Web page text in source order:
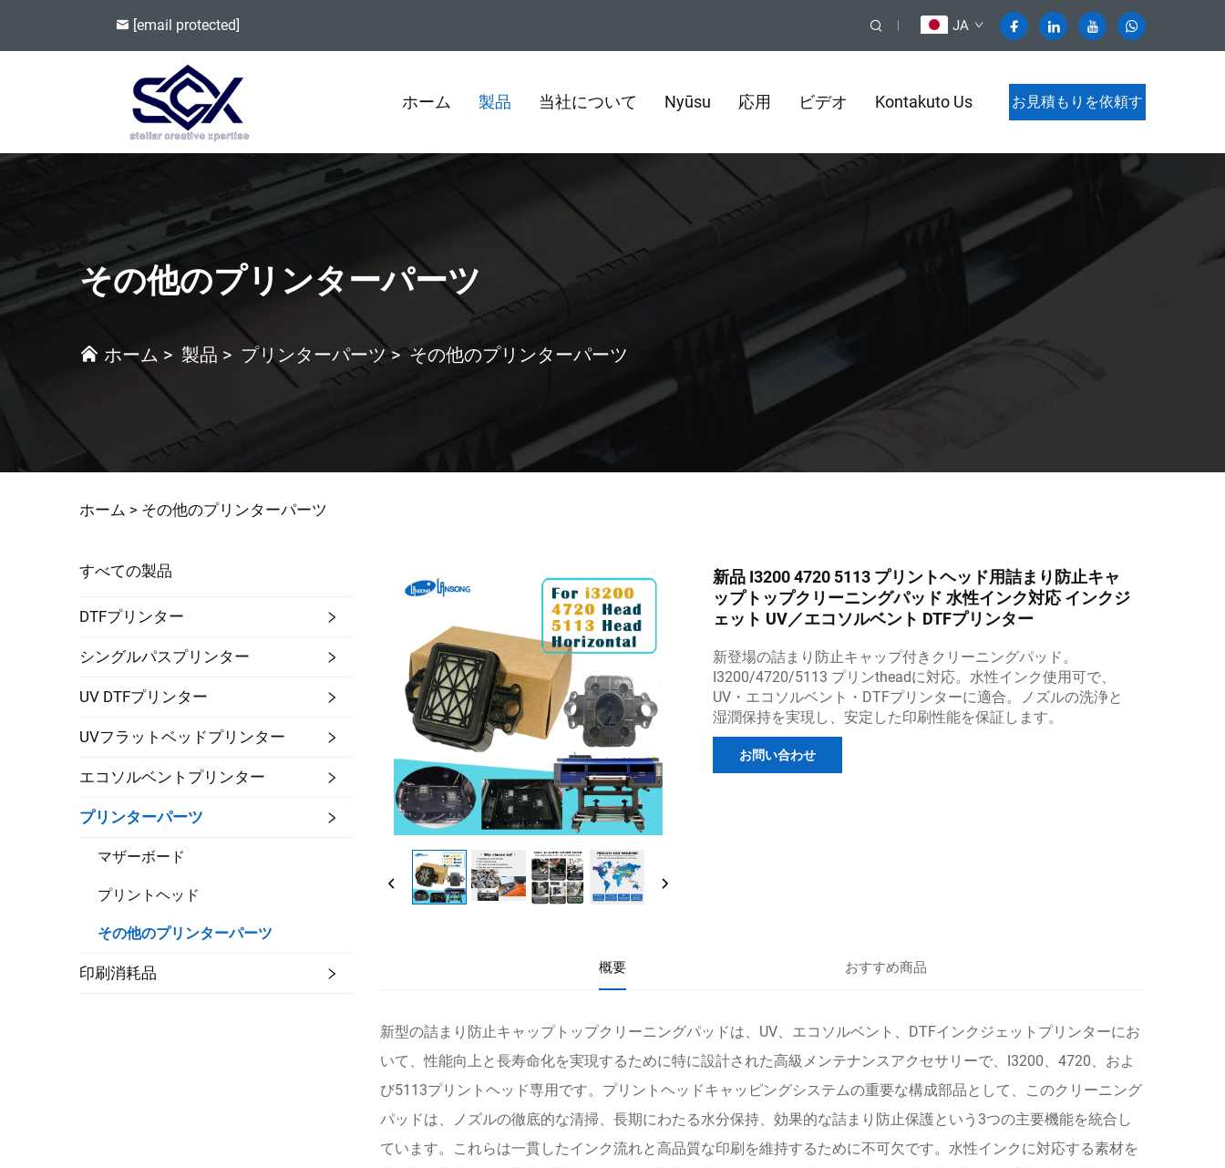
[email protected] JA
ホーム 製品 当社について Nyūsu 応用 ビデオ Kontakuto Us お見積もりを依頼す
その他のプリンターパーツ
ホーム > 製品 > プリンターパーツ>その他のプリンターパーツ
ホーム > その他のプリンターパーツ
すべての製品
DTFプリンター
シングルパスプリンター
UV DTFプリンター
UVフラットベッドプリンター
エコソルベントプリンター
プリンターパーツ
マザーボード
プリントヘッド
その他のプリンターパーツ
印刷消耗品
新品 I3200 4720 5113 プリントヘッド用詰まり防止キャ
ップトップクリーニングパッド 水性インク対応 インクジ
ェット UV／エコソルベント DTFプリンター
新登場の詰まり防止キャップ付きクリーニングパッド。
I3200/4720/5113 プリンtheadに対応。水性インク使用可で、
UV・エコソルベント・DTFプリンターに適合。ノズルの洗浄と
湿潤保持を実現し、安定した印刷性能を保証します。
お問い合わせ
概要 おすすめ商品
新型の詰まり防止キャップトップクリーニングパッドは、UV、エコソルベント、DTFインクジェットプリンターにお
いて、性能向上と長寿命化を実現するために特に設計された高級メンテナンスアクセサリーで、I3200、4720、およ
び5113プリントヘッド専用です。プリントヘッドキャッピングシステムの重要な構成部品として、このクリーニング
パッドは、ノズルの徹底的な清掃、長期にわたる水分保持、効果的な詰まり防止保護という3つの主要機能を統合し
ています。これらは一貫したインク流れと高品質な印刷を維持するために不可欠です。水性インクに対応する素材を